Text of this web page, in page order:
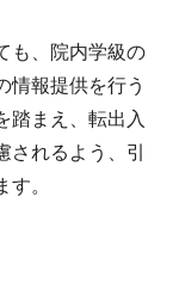
も、院内学級の
情報提供を行う
踏まえ、転出入
れるよう、引
。